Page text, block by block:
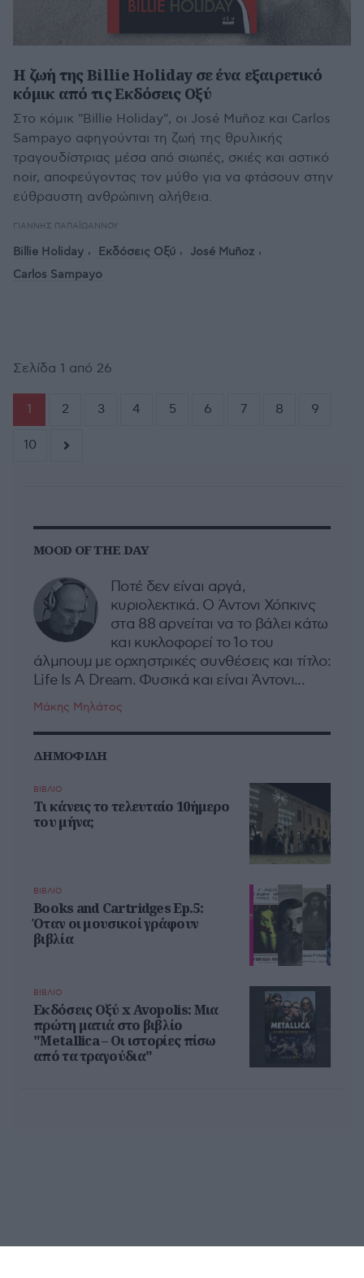
H ζωή της Billie Holiday σε ένα εξαιρετικό
κόμικ από τις Εκδόσεις Οξύ
Στο κόμικ "Billie Holiday", οι José Muñoz και Carlos
Sampayo αφηγούνται τη ζωή της θρυλικής
τραγουδίστριας μέσα από σιωπές, σκιές και αστικό
noir, αποφεύγοντας τον μύθο για να φτάσουν στην
εύθραυστη ανθρώπινη αλήθεια.
ΓΙΆΝΝΗΣ ΠΑΠΑΪΩΆΝΝΟΥ
Billie Holiday Εκδόσεις Οξύ
José Muñoz
Carlos Sampayo
Σελίδα 1 από 26
1 2 3 4 5 6 7 8 9
10
MOOD OF THE DAY
Ποτέ δεν είναι αργά,
κυριολεκτικά. Ο Άντονι Χόπκινς
στα 88 αρνείται να το βάλει κάτω
και κυκλοφορεί το 1ο του
άλμπουμ με ορχηστρικές συνθέσεις και τίτλο:
Life Is A Dream. Φυσικά και είναι Άντονι...
Μάκης Μηλάτος
ΔΗΜΟΦΙΛΗ
ΒΙΒΛΙΟ
Τι κάνεις το τελευταίο 10ήμερο
του μήνα;
ΒΙΒΛΙΟ
Books and Cartridges Ep.5:
Όταν οι μουσικοί γράφουν
βιβλία
ΒΙΒΛΙΟ
Εκδόσεις Οξύ x Avopolis: Μια
πρώτη ματιά στο βιβλίο
"Metallica – Οι ιστορίες πίσω
από τα τραγούδια"